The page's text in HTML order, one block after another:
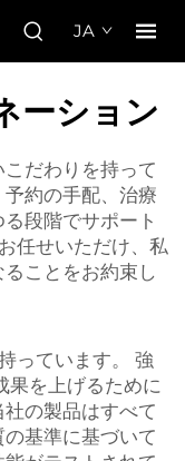
JA
ーション
だわりを持って
約の手配、治療
段階でサポート
任せいただけ、私
ことをお約束し
っています。 強
果を上げるために
の製品はすべて
基準に基づいて